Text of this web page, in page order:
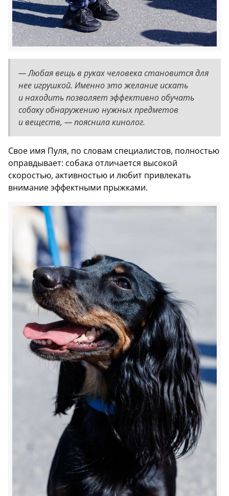
— Любая вещь в руках человека становится для
нее игрушкой. Именно это желание искать
и находить позволяет эффективно обучать
собаку обнаружению нужных предметов
и веществ, — пояснила кинолог.
Свое имя Пуля, по словам специалистов, полностью
оправдывает: собака отличается высокой
скоростью, активностью и любит привлекать
внимание эффектными прыжками.